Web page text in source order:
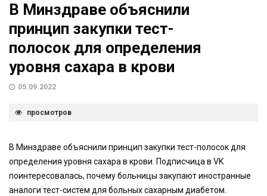
В Минздраве объяснили
принцип закупки тест-
полосок для определения
уровня сахара в крови
05.09.2022
просмотров
В Минздраве объяснили принцип закупки тест-полосок для
определения уровня сахара в крови. Подписчица в VK
поинтересовалась, почему больницы закупают иностранные
аналоги тест-систем для больных сахарным диабетом.